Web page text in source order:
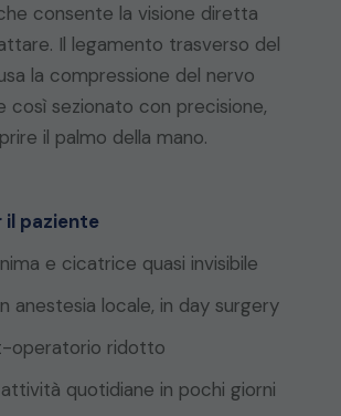
consente la visione diretta
Il legamento trasverso del
la compressione del nervo
così sezionato con precisione,
il palmo della mano.
il paziente
e cicatrice quasi invisibile
anestesia locale, in day surgery
operatorio ridotto
quotidiane in pochi giorni